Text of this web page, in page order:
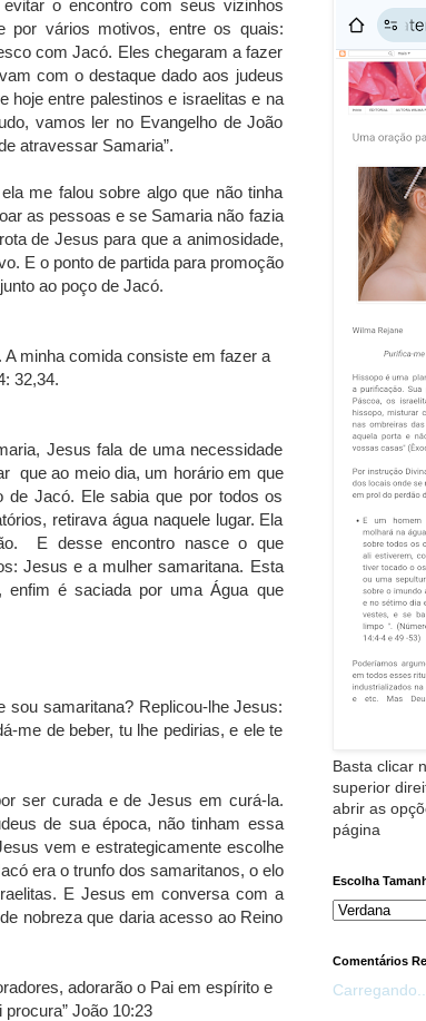
o encontro com seus vizinhos
por vários motivos, entre os quais:
com Jacó. Eles chegaram a fazer
com o destaque dado aos judeus
hoje entre palestinos e israelitas e na
vamos ler no Evangelho de João
atravessar Samaria”.
me falou sobre algo que não tinha
as pessoas e se Samaria não fazia
de Jesus para que a animosidade,
E o ponto de partida para promoção
ao poço de Jacó.
minha comida consiste em fazer a
32,34.
Jesus fala de uma necessidade
que ao meio dia, um horário em que
de Jacó. Ele sabia que por todos os
retirava água naquele lugar. Ela
E desse encontro nasce o que
Jesus e a mulher samaritana. Esta
enfim é saciada por uma Água que
sou samaritana? Replicou-lhe Jesus:
me de beber, tu lhe pedirias, e ele te
ser curada e de Jesus em curá-la.
de sua época, não tinham essa
vem e estrategicamente escolhe
era o trunfo dos samaritanos, o elo
E Jesus em conversa com a
nobreza que daria acesso ao Reino
adorarão o Pai em espírito e
João 10:23
Basta clicar
superior
abrir as
página
Escolha
Comentários